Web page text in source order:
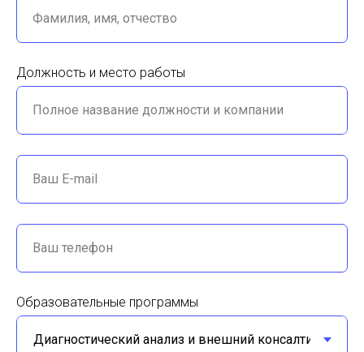
Фамилия, имя, отчество
Должность и место работы
Полное название должности и компании
Ваш E-mail
Ваш телефон
Образовательные программы